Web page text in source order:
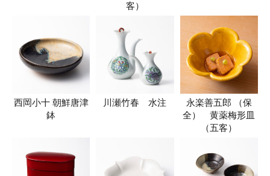
客）
西岡小十 朝鮮唐津
鉢
川瀬竹春 水注
永楽善五郎 （保
全） 黄薬梅形皿
（五客）